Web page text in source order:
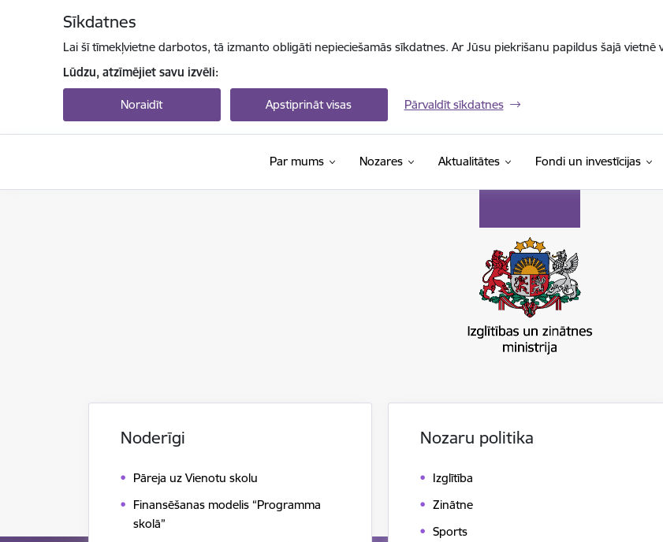
Sīkdatnes
Lai šī tīmekļvietne darbotos, tā izmanto obligāti nepieciešamās sīkdatnes. Ar Jūsu piekrišanu papildus šajā
Lūdzu, atzīmējiet savu izvēli:
Noraidīt Apstiprināt visas Pārvaldīt sīkdatnes
Par mums Nozares Aktualitātes Fondi un investīcijas
Noderīgi
Pāreja uz Vienotu skolu
Finansēšanas modelis “Programma
skolā”
Nozaru politika
Izglītība
Zinātne
Sports